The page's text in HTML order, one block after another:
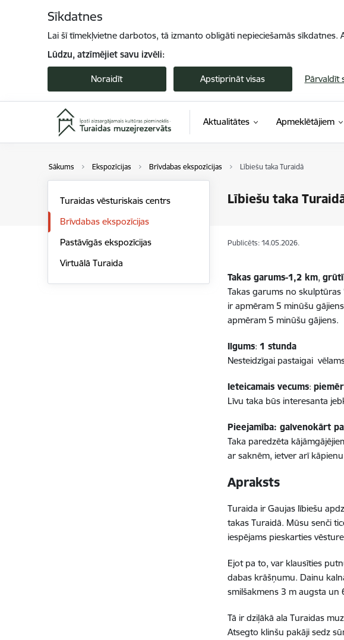
Sīkdatnes
Lai šī tīmekļvietne darbotos, tā izmanto obligāti nepieciešamās
Lūdzu, atzīmējiet savu izvēli:
Noraidīt Apstiprināt visas Pārvaldīt
Aktualitātes Apmeklētājiem
Sākums Ekspozīcijas Brīvdabas ekspozīcijas Lībiešu taka Turaidā
Lībiešu taka
Turaidas vēsturiskais centrs
Brīvdabas ekspozīcijas
Pastāvīgās ekspozīcijas
Virtuālā Turaida
Publicēts: 14.05.2026.
Takas garums-1,2 km,
Takas garums no
ir apmēram 5 minūšu
apmēram 5 minūšu gājiens.
Ilgums:1 stunda
Nesteidzīgai pastaigai
Ieteicamais vecums:
Līvu taka būs interesanta
Pieejamība: galvenokārt
Taka paredzēta
ar saknēm, ietver arī
Apraksts
Turaida ir Gaujas lībiešu
takas Turaidā. Mūsu senči
iespējams pieskarties
Ejot pa to, var klausīties
dabas krāšņumu. Dainu
smilšakmens 3 m augsta un
Tā ir dziļākā ala Turaidas
Atsegto klinšu pakāji sedz